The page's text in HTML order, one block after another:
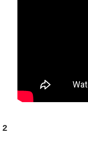
2
Guildhall School of
，並致力於爵士樂及跨
少數在不同領域都一直活
名音樂家合作，並受邀於
爵士鼓演奏以及爵士鼓
節「爵士新秀大賽」第